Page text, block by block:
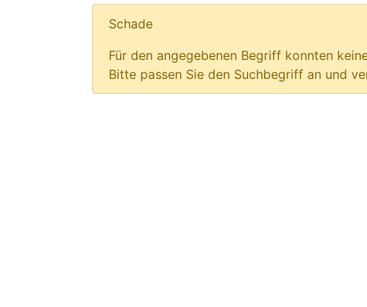
Schade
Für den angegebenen Begriff konnten
Bitte passen Sie den Suchbegriff an und